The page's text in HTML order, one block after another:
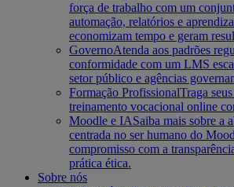
força de trabalho com um
automação, relatórios e
economizam tempo e geram
GovernoAtenda aos padrões
conformidade com um LMS
setor público e agências
Formação ProfissionalTraga
treinamento vocacional online
Moodle e IASaiba mais sobre a
centrada no ser humano do
compromisso com a
prática ética.
Sobre nós